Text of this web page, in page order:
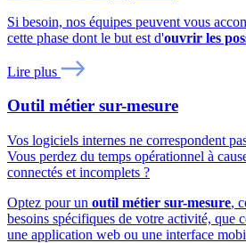
Si besoin, nos équipes peuvent vous
cette phase dont le but est d'ouvrir les
Lire plus
Outil métier sur-mesure
Vos logiciels internes ne correspondent
Vous perdez du temps opérationnel à
connectés et incomplets ?
Optez pour un outil métier sur-mesure,
besoins spécifiques de votre activité, que
une application web ou une interface